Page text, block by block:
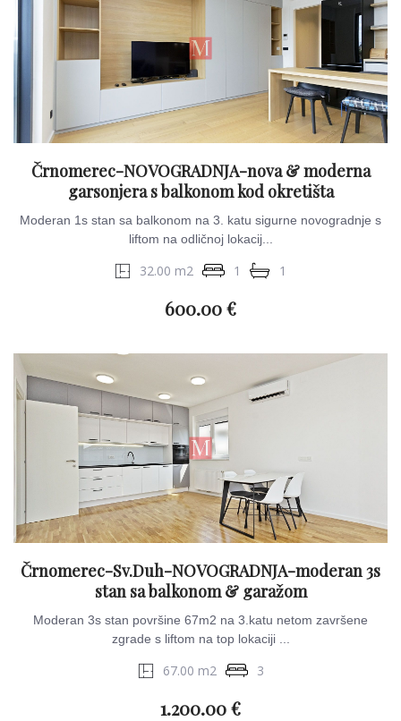
Črnomerec-NOVOGRADNJA-nova & moderna
garsonjera s balkonom kod okretišta
Moderan 1s stan sa balkonom na 3. katu sigurne novogradnje s
liftom na odličnoj lokacij...
32.00 m2 1 1
600.00 €
Črnomerec-Sv.Duh-NOVOGRADNJA-moderan 3s
stan sa balkonom & garažom
Moderan 3s stan površine 67m2 na 3.katu netom završene
zgrade s liftom na top lokaciji ...
67.00 m2 3
1.200.00 €